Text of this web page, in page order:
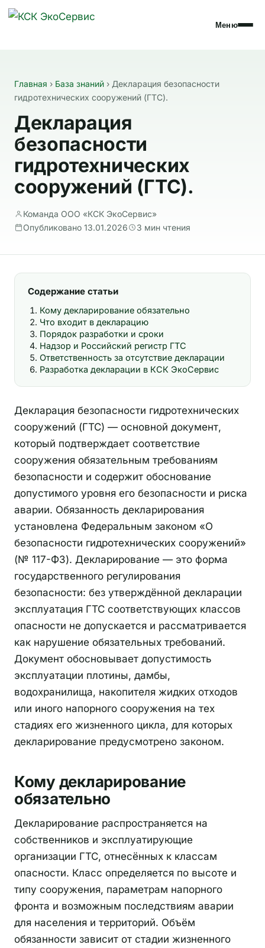
Меню
Главная › База знаний › Декларация безопасности
гидротехнических сооружений (ГТС).
Декларация
безопасности
гидротехнических
сооружений (ГТС).
Команда ООО «КСК ЭкоСервис»
Опубликовано 13.01.2026
3 мин чтения
Содержание статьи
Кому декларирование обязательно
Что входит в декларацию
Порядок разработки и сроки
Надзор и Российский регистр ГТС
Ответственность за отсутствие декларации
Разработка декларации в КСК ЭкоСервис
Декларация безопасности гидротехнических
сооружений (ГТС) — основной документ,
который подтверждает соответствие
сооружения обязательным требованиям
безопасности и содержит обоснование
допустимого уровня его безопасности и риска
аварии. Обязанность декларирования
установлена Федеральным законом «О
безопасности гидротехнических сооружений»
(№ 117-ФЗ). Декларирование — это форма
государственного регулирования
безопасности: без утверждённой декларации
эксплуатация ГТС соответствующих классов
опасности не допускается и рассматривается
как нарушение обязательных требований.
Документ обосновывает допустимость
эксплуатации плотины, дамбы,
водохранилища, накопителя жидких отходов
или иного напорного сооружения на тех
стадиях его жизненного цикла, для которых
декларирование предусмотрено законом.
Кому декларирование
обязательно
Декларирование распространяется на
собственников и эксплуатирующие
организации ГТС, отнесённых к классам
опасности. Класс определяется по высоте и
типу сооружения, параметрам напорного
фронта и возможным последствиям аварии
для населения и территорий. Объём
обязанности зависит от стадии жизненного